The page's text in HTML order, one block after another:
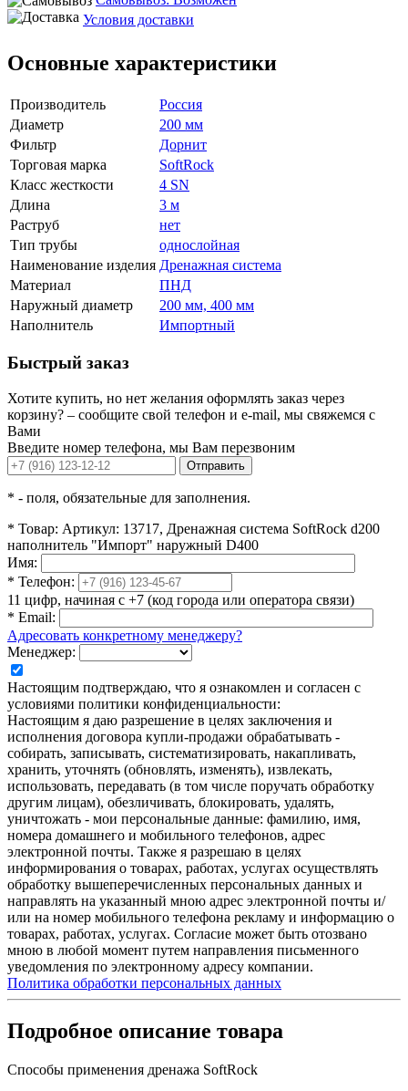
Условия доставки
Основные характеристики
Производитель
Россия
Диаметр
200 мм
Фильтр
Дорнит
Торговая марка
SoftRock
Класс жесткости
4 SN
Длина
3 м
Раструб
нет
Тип трубы
однослойная
Наименование изделия Дренажная система
Материал
ПНД
Наружный диаметр
200 мм, 400 мм
Наполнитель
Импортный
Быстрый заказ
Хотите купить, но нет желания оформлять заказ через
корзину? – сообщите свой телефон и e-mail, мы свяжемся с
Вами
Введите номер телефона, мы Вам перезвоним
Отправить
* - поля, обязательные для заполнения.
* Товар: Артикул: 13717, Дренажная система SoftRock d200
наполнитель "Импорт" наружный D400
Имя:
* Телефон:
11 цифр, начиная с +7 (код города или оператора связи)
* Email:
Адресовать конкретному менеджеру?
Менеджер:
Настоящим подтверждаю, что я ознакомлен и согласен с
условиями политики конфиденциальности:
Настоящим я даю разрешение в целях заключения и
исполнения договора купли-продажи обрабатывать -
собирать, записывать, систематизировать, накапливать,
хранить, уточнять (обновлять, изменять), извлекать,
использовать, передавать (в том числе поручать обработку
другим лицам), обезличивать, блокировать, удалять,
уничтожать - мои персональные данные: фамилию, имя,
номера домашнего и мобильного телефонов, адрес
электронной почты. Также я разрешаю в целях
информирования о товарах, работах, услугах осуществлять
обработку вышеперечисленных персональных данных и
направлять на указанный мною адрес электронной почты и/
или на номер мобильного телефона рекламу и информацию о
товарах, работах, услугах. Согласие может быть отозвано
мною в любой момент путем направления письменного
уведомления по электронному адресу компании.
Политика обработки персональных данных
Подробное описание товара
Способы применения дренажа SoftRock